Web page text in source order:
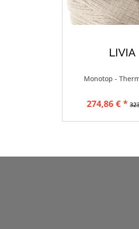
LIVIA
Monotop -
274,86 € *